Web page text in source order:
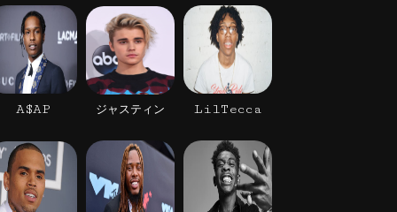
A$AP ジャスティン LilTecca